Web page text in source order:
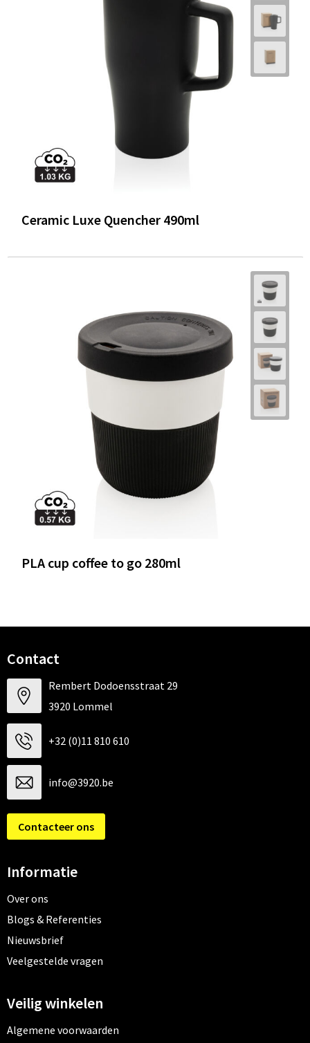
Ceramic Luxe Quencher 490ml
PLA cup coffee to go 280ml
Contact
Rembert Dodoensstraat 29
3920 Lommel
+32 (0)11 810 610
info@3920.be
Contacteer ons
Informatie
Over ons
Blogs & Referenties
Nieuwsbrief
Veelgestelde vragen
Veilig winkelen
Algemene voorwaarden